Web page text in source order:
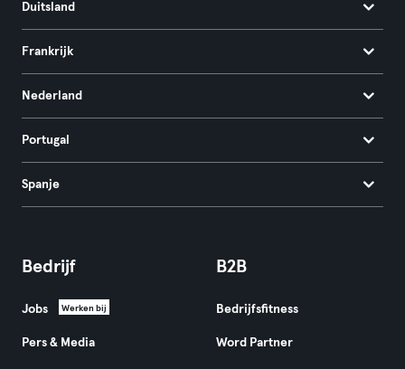
Duitsland
Frankrijk
Nederland
Portugal
Spanje
Bedrijf
Jobs Werken bij
Pers & Media
B2B
Bedrijfsfitness
Word Partner